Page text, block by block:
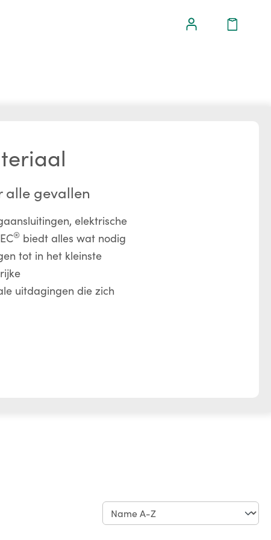
alle gevallen
elektrische
® biedt alles wat nodig
tot in het kleinste
uitdagingen die zich